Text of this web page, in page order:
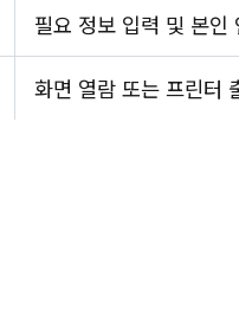
필요 정보 입력 및 본인
화면 열람 또는 프린터